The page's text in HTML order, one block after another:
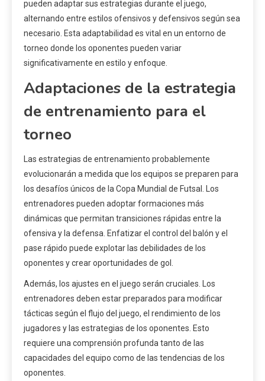
pueden adaptar sus estrategias durante el juego,
alternando entre estilos ofensivos y defensivos según sea
necesario. Esta adaptabilidad es vital en un entorno de
torneo donde los oponentes pueden variar
significativamente en estilo y enfoque.
Adaptaciones de la estrategia
de entrenamiento para el
torneo
Las estrategias de entrenamiento probablemente
evolucionarán a medida que los equipos se preparen para
los desafíos únicos de la Copa Mundial de Futsal. Los
entrenadores pueden adoptar formaciones más
dinámicas que permitan transiciones rápidas entre la
ofensiva y la defensa. Enfatizar el control del balón y el
pase rápido puede explotar las debilidades de los
oponentes y crear oportunidades de gol.
Además, los ajustes en el juego serán cruciales. Los
entrenadores deben estar preparados para modificar
tácticas según el flujo del juego, el rendimiento de los
jugadores y las estrategias de los oponentes. Esto
requiere una comprensión profunda tanto de las
capacidades del equipo como de las tendencias de los
oponentes.